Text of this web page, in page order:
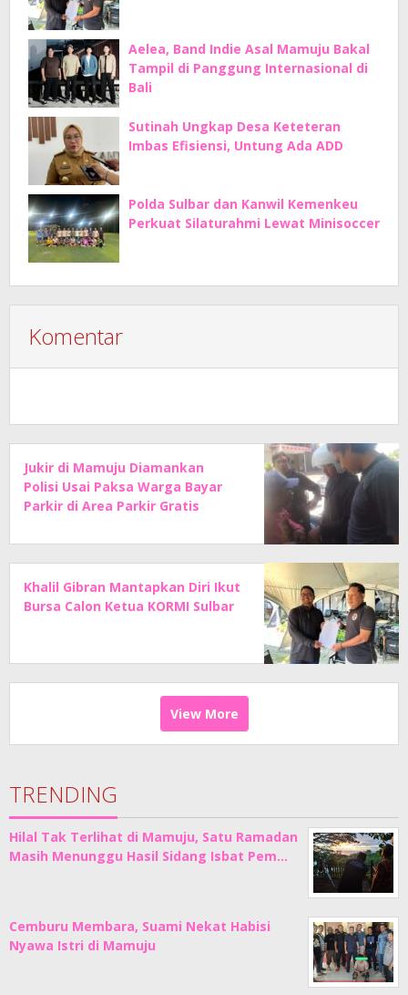
Aelea, Band Indie Asal Mamuju Bakal
Tampil di Panggung Internasional di
Bali
Sutinah Ungkap Desa Keteteran
Imbas Efisiensi, Untung Ada ADD
Polda Sulbar dan Kanwil Kemenkeu
Perkuat Silaturahmi Lewat Minisoccer
Komentar
Jukir di Mamuju Diamankan
Polisi Usai Paksa Warga Bayar
Parkir di Area Parkir Gratis
Khalil Gibran Mantapkan Diri Ikut
Bursa Calon Ketua KORMI Sulbar
View More
TRENDING
Hilal Tak Terlihat di Mamuju, Satu Ramadan
Masih Menunggu Hasil Sidang Isbat Pem…
Cemburu Membara, Suami Nekat Habisi
Nyawa Istri di Mamuju